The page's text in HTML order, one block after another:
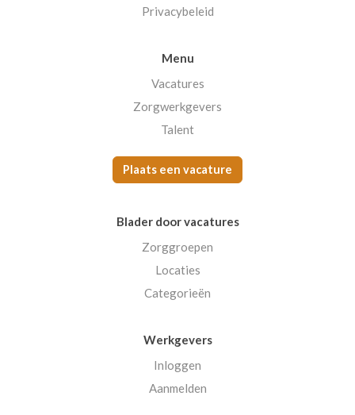
Privacybeleid
Menu
Vacatures
Zorgwerkgevers
Talent
Plaats een vacature
Blader door vacatures
Zorggroepen
Locaties
Categorieën
Werkgevers
Inloggen
Aanmelden